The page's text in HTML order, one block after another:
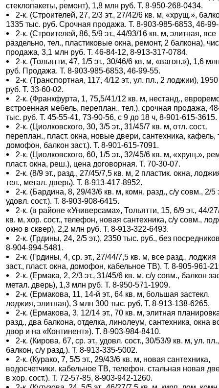
стеклопакеты, ремонт), 1,8 млн руб. Т. 8-950-268-0434.
2-к. (Строителей, 27, 2/3 эт., 27/42/6 кв. м, «хрущ.»,
1335 тыс. руб. Срочная продажа. Т. 8-903-985-6853, 46-
2-к. (Строителей, 86, 5/9 эт., 44/93/16 кв. м, элитная, все
раздельно, тел., пластиковые окна, ремонт, 2 балкона),
продажа, 3,1 млн руб. Т. 46-84-12, 8-913-317-0784.
2-к. (Тольятти, 47, 1/5 эт., 30/46/6 кв. м, «вагон.»), 1,6
руб. Продажа. Т. 8-903-985-6853, 46-99-55.
2-к. (Транспортная, 117, 4/12 эт., ул. пл., 2 лоджии),
руб. Т. 33-60-02.
2-к. (Франкфурта, 1, 75,5/41/12 кв. м, нестанд.,
встроенная мебель, переплан., тел.), срочная продажа,
тыс. руб. Т. 45-55-41, 73-90-56, с 9 до 18 ч, 8-901-615-3615.
2-к. (Циолковского, 30, 3/5 эт., 31/45/7 кв. м, отл. сост.,
переплан., пласт. окна, новые двери, сантехника, кафель,
домофон, балкон заст.). Т. 8-901-615-7091.
2-к. (Циолковского, 60, 1/5 эт., 32/45/6 кв. м, «хрущ.»,
пласт. окна, реш.), цена договорная. Т. 70-30-07.
2-к. (8/9 эт., разд., 27/45/7,5 кв. м, 2 пластик. окна,
тел., метал. дверь). Т. 8-913-417-8952.
2-к. (Бардина, 8, 29/43/6 кв. м, комн. разд., с/у совм., 2/5
удовл. сост.). Т. 8-903-908-6415.
2-к. (в районе «Универсама», Тольятти, 15, 6/9 эт., 44/
кв. м, хор. сост., телефон, новая сантехника, с/у совм.,
окно в сквер), 2,2 млн руб. Т. 8-913-322-6493.
2-к. (Грдины, 24, 2/5 эт.), 2350 тыс. руб., без
8-904-994-5481.
2-к. (Грдины, 4, ср. эт., 27/44/7,5 кв. м, все разд., лоджия
заст., пласт. окна, домофон, кабельное ТВ). Т. 8-905-961-
2-к. (Ермака, 2, 2/3 эт., 31/45/6 кв. м, с/у совм., балкон
метал. дверь), 1,3 млн руб. Т. 8-950-571-1909.
2-к. (Ермакова, 11, 14-й эт., 64 кв. м, большая застекл.
лоджия, элитная), 3 млн 300 тыс. руб. Т. 8-913-138-6265.
2-к. (Ермакова, 3, 12/14 эт., 70 кв. м, элитная
разд., два балкона, отделка, линолеум, сантехника, окна
двор и на «Континент»). Т. 8-903-984-8410.
2-к. (Кирова, 67, ср. эт., удовл. сост., 30/53/9 кв. м, ул. пл.,
балкон, с/у разд.). Т. 8-913-335-5002.
2-к. (Курако, 7, 5/5 эт., 29/43/6 кв. м, новая сантехника,
водосчетчики, кабельное ТВ, телефон, стальная новая
в хор. сост.). Т. 72-57-85, 8-903-942-1260.